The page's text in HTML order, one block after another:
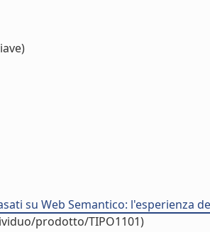
su Web Semantico: l'esperienza
prodotto/TIPO1101)